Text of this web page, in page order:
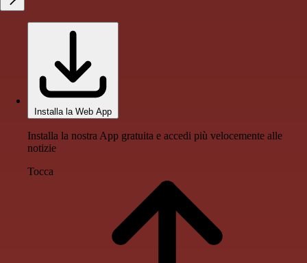
Installa la Web App
Installa la nostra App gratuita e accedi più velocemente alle
notizie
Tocca